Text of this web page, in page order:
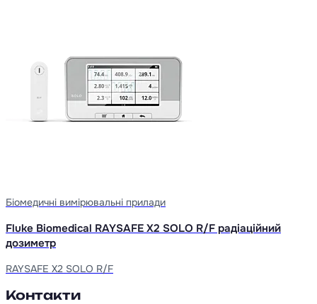
Біомедичні вимірювальні прилади
Fluke Biomedical RAYSAFE X2 SOLO R/F радіаційний
дозиметр
RAYSAFE X2 SOLO R/F
Контакти